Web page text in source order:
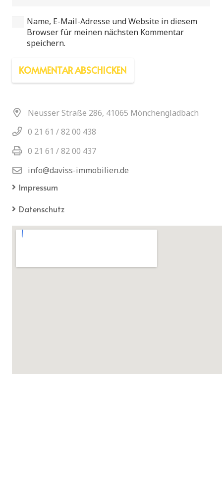
Name, E-Mail-Adresse und Website in diesem
Browser für meinen nächsten Kommentar
speichern.
KOMMENTAR ABSCHICKEN
Neusser Straße 286, 41065 Mönchengladbach
0 21 61 / 82 00 438
0 21 61 / 82 00 437
info@daviss-immobilien.de
Impressum
Datenschutz